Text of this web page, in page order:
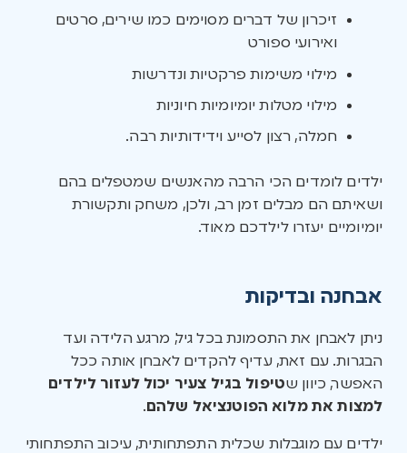
זיכרון של דברים מסוימים כמו שירים, סרטים
ואירועי ספורט
מילוי משימות פרקטיות ונדרשות
מילוי מטלות יומיומיות חיוניות
חמלה, רצון לסייע וידידותיות רבה.
ילדים לומדים הכי הרבה מהאנשים שמטפלים בהם
ושאיתם הם מבלים זמן רב, ולכן, משחק ותקשורת
יומיומיים יעזרו לילדכם מאוד.
אבחנה ובדיקות
ניתן לאבחן את התסמונת בכל גיל, מרגע הלידה ועד
הבגרות. עם זאת, עדיף להקדים לאבחן אותה ככל
האפשר, כיוון שטיפול בגיל צעיר יכול לעזור לילדים
למצות את מלוא הפוטנציאל שלהם.
ילדים עם מוגבלות שכלית התפתחותית, עיכוב התפתחותי